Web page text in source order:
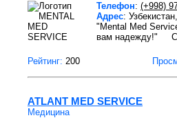
Телефон: (+998)
Адрес:
"Mental Med
вам надежду!"
Рейтинг: 200
ATLANT MED SERVICE
Медицина